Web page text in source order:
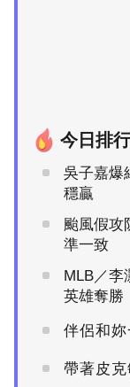
今日排
吳子嘉爆
穩贏
颱風假攻
準一致
MLB／李
英雄奪勝
伴侶和
帶著皮